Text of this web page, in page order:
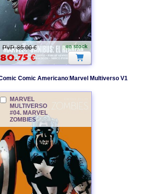
en stock
PVP: 85.00 €
80.75€
Comic Americano:MarvelMultiverso V1
MARVEL
MULTIVERSO
#04. MARVEL
ZOMBIES